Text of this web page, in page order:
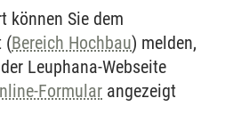
können Sie dem
(Bereich Hochbau) melden,
Leuphana-Webseite
Formular angezeigt